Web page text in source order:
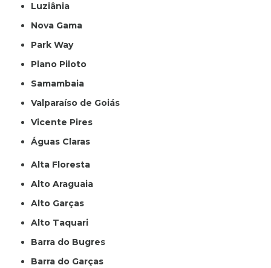
Luziânia
Nova Gama
Park Way
Plano Piloto
Samambaia
Valparaíso de Goiás
Vicente Pires
Águas Claras
Alta Floresta
Alto Araguaia
Alto Garças
Alto Taquari
Barra do Bugres
Barra do Garças